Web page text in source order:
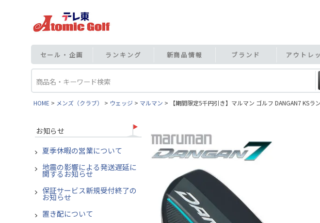
セール・企画 ランキング 新商品情報 ブランド アウトレ
HOME メンズ（クラブ） ウェッジ マルマン 【期間限定5千円引き】マルマン ゴルフ DANGAN7 KS
お知らせ
夏季休暇の営業について
地震の影響による発送遅延に
関するお知らせ
保証サービス新規受付終了の
お知らせ
置き配について